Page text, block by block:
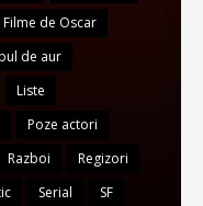
Filme de Oscar
de aur
Liste
Poze actori
Razboi
Regizori
Serial
SF